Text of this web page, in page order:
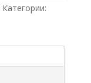
Категории: